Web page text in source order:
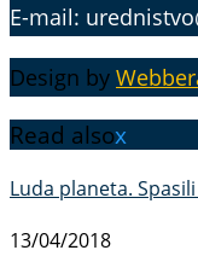
E-mail:
Design by
Read alsox
Luda planeta.
13/04/2018